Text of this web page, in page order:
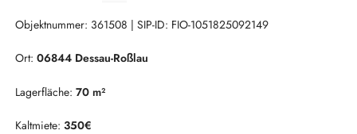
Objektnummer: 361508 | SIP-ID: FIO-1051825092149
Ort: 06844 Dessau-Roßlau
Lagerfläche: 70 m²
Kaltmiete: 350€